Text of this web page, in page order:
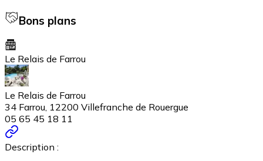
Bons plans
Le Relais de Farrou
Le Relais de Farrou
34 Farrou, 12200 Villefranche de Rouergue
05 65 45 18 11
Description :